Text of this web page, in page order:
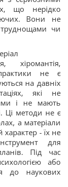
що нерідко
Вони не
труднощами чи
хіромантія,
не є
на давніх
які не
і не мають
Ці методи не є
а матеріали
- їх не
для
Під час
або
до наукових